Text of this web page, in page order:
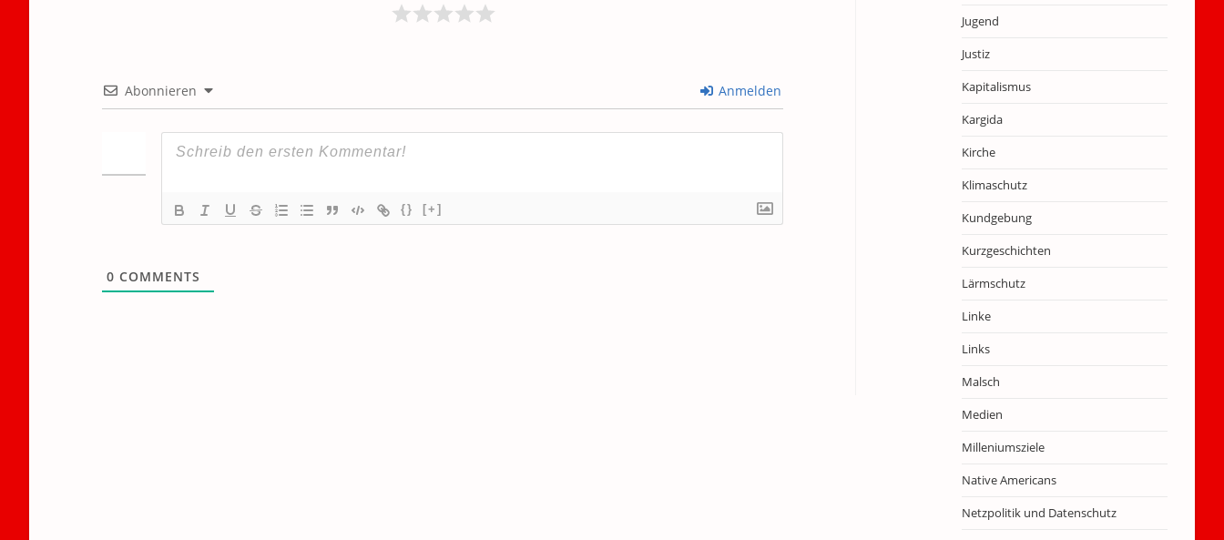
Abonnieren Anmelden
{} [+]
0 COMMENTS
Jugend
Justiz
Kapitalismus
Kargida
Kirche
Klimaschutz
Kundgebung
Kurzgeschichten
Lärmschutz
Linke
Links
Malsch
Medien
Milleniumsziele
Native Americans
Netzpolitik und Datenschutz